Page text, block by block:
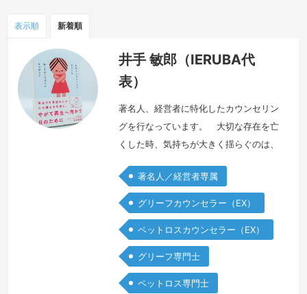
表示順 新着順
井手 敏郎（IERUBA代
表）
著名人、経営者に特化したカウンセリン
グを行なっています。 大切な存在を亡
くした時、気持ちが大きく揺らぐのは、
ん。しかしながら、自分の役割ゆえ、弱
音が吐けず、本音が言えないということ
も少なくありません。 メディアで名前
が知られる方や企業を代表される方のお
悩みをお聴きする中で、公の場で前向き
に振る舞う前に、安全な環境でありのま
まの気持ちを表現できる機会の大切さを
著名人／経営者専属
グリーフカウンセラー（EX）
ペットロスカウンセラー（EX）
グリーフ専門士
ペットロス専門士